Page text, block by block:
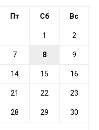
Пт Сб Вс
1 2
7 8 9
14 15 16
21 22 23
28 29 30